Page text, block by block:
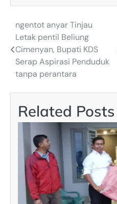
Post
navigation
ngentot anyar Tinjau
Letak pentil Beliung
Cimenyan, Bupati KDS
Serap Aspirasi Penduduk
tanpa perantara
Related Posts